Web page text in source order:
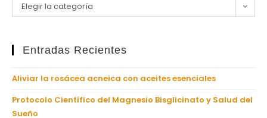
Elegir la categoría
Entradas Recientes
Aliviar la rosácea acneica con aceites esenciales
Protocolo Científico del Magnesio Bisglicinato y Salud del
Sueño